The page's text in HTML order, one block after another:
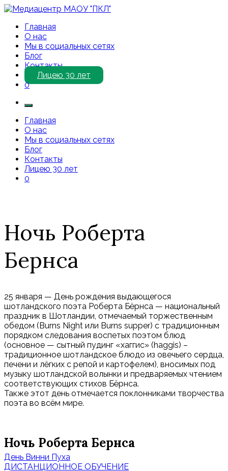
Перейти
содержимому
Медиацентр МАОУ "ПКЛ"
Приветствуем Вас на нашем сайте!
Главная
О нас
Мы в социальных сетях
Блог
Контакты
Лицею 30 лет
0
Главная
О нас
Мы в социальных сетях
Блог
Контакты
Лицею 30 лет
0
Ночь Роберта
Бернса
25 января — День рождения выдающегося
шотландского поэта Роберта Бёрнса — национальный
праздник в Шотландии, отмечаемый торжественным
обедом (Burns Night или Burns supper) с традиционным
порядком следования воспетых поэтом блюд
(основное — сытный пудинг «хаггис» (haggis) –
традиционное шотландское блюдо из овечьего сердца,
печени и лёгких с репой и картофелем), вносимых под
музыку шотландской волынки и предваряемых чтением
соответствующих стихов Бёрнса.
Также этот день отмечается поклонниками творчества
поэта во всём мире.
Ночь Роберта Бернса
Навигация
по
День Винни Пуха
ДИСТАНЦИОННОЕ ОБУЧЕНИЕ